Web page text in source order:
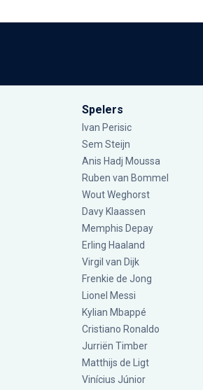
Spelers
Ivan Perisic
Sem Steijn
Anis Hadj Moussa
Ruben van Bommel
Wout Weghorst
Davy Klaassen
Memphis Depay
Erling Haaland
Virgil van Dijk
Frenkie de Jong
Lionel Messi
Kylian Mbappé
Cristiano Ronaldo
Jurriën Timber
Matthijs de Ligt
Vinícius Júnior